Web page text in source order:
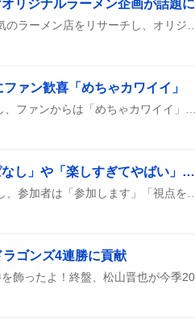
リジナルラーメン企画が話題に
ァン歓喜「めちゃカワイイ」
「すとりぬ」ライブ開始で「感動しっぱなし」や「楽しすぎてやばい」声が続出
ゴンズ4連勝に貢献